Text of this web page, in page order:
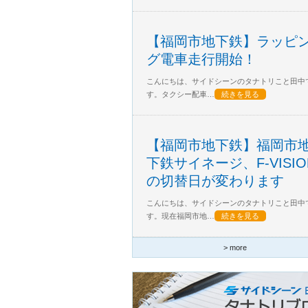
【福岡市地下鉄】ラッピ
グ電車走行開始！
こんにちは、サイドシーンのタナトリこと田中
す。タクシー配車…
続きを見る
【福岡市地下鉄】福岡市
下鉄サイネージ、F-
の切替日が変わります
こんにちは、サイドシーンのタナトリこと田中
す。現在福岡市地…
続きを見る
> more